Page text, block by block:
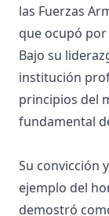
las Fuerzas
que ocupó por
Bajo su
institución
principios del
fundamental
Su convicción
ejemplo del
demostró